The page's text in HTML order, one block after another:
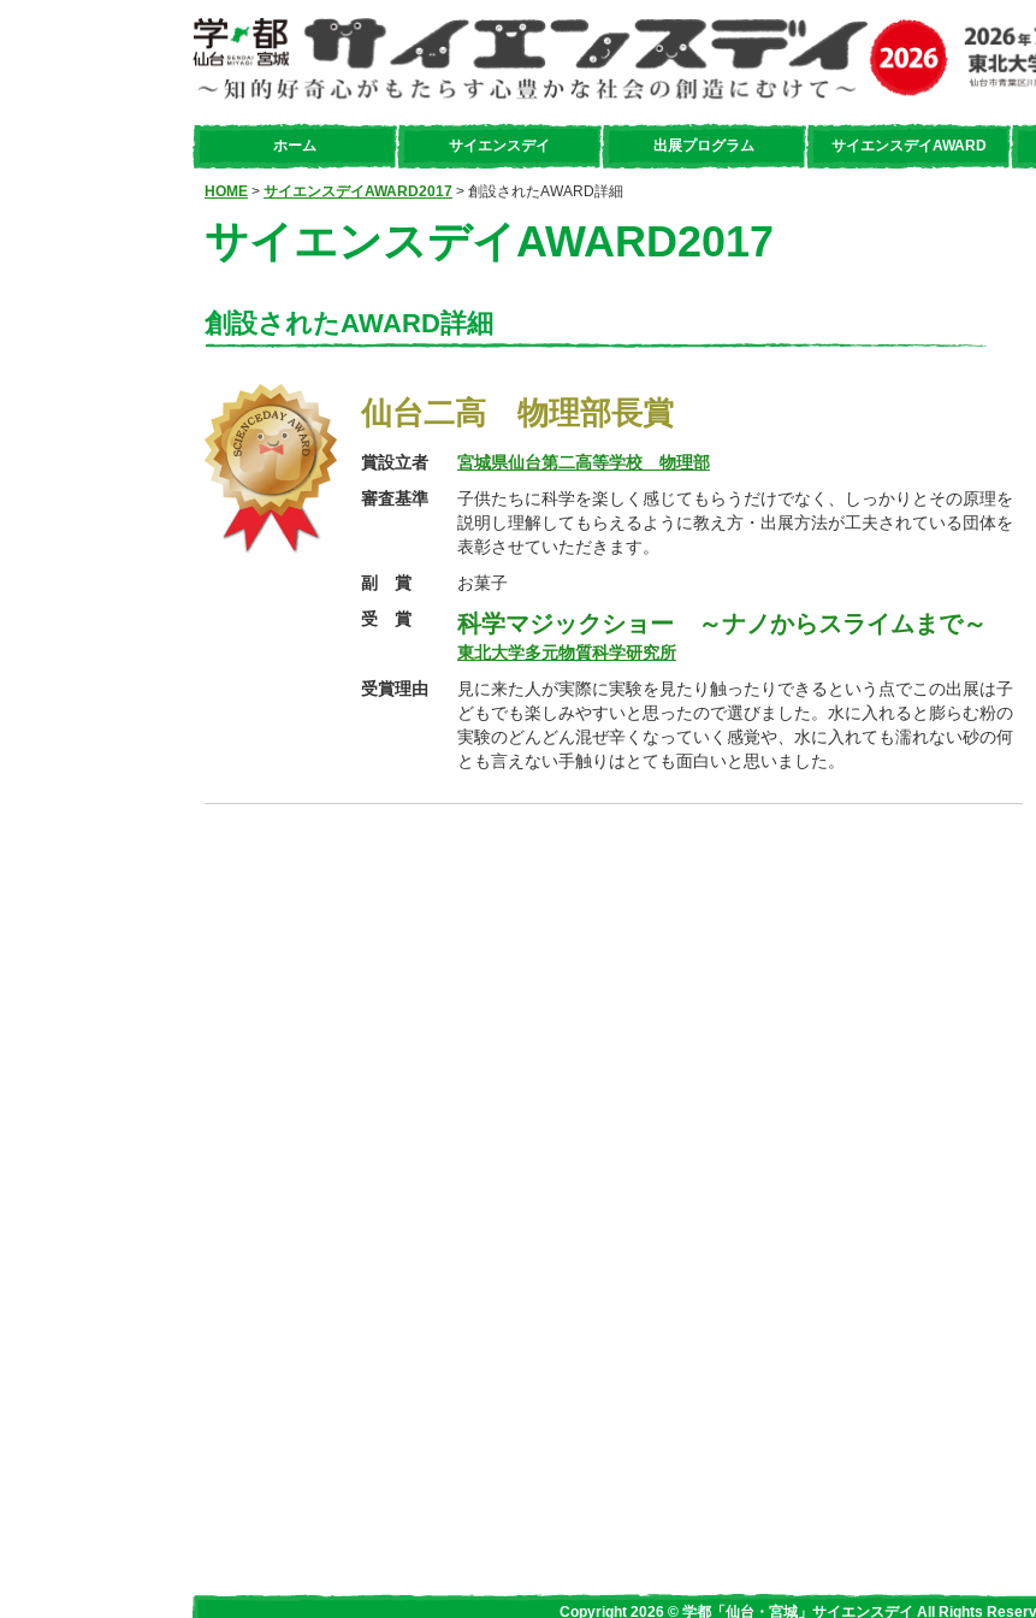
ホーム サイエンスデイ 出展プログラム サイエンスデイAWARD
HOME > サイエンスデイAWARD2017 > 創設されたAWARD詳細
サイエンスデイAWARD2017
創設されたAWARD詳細
仙台二高 物理部長賞
賞設立者
宮城県仙台第二高等学校 物理部
審査基準
子供たちに科学を楽しく感じてもらうだけでなく、しっかりとその原理を
説明し理解してもらえるように教え方・出展方法が工夫されている団体を
表彰させていただきます。
副 賞
お菓子
受 賞
科学マジックショー ～ナノからスライムまで～
東北大学多元物質科学研究所
受賞理由
見に来た人が実際に実験を見たり触ったりできるという点でこの出展は子
どもでも楽しみやすいと思ったので選びました。水に入れると膨らむ粉の
実験のどんどん混ぜ辛くなっていく感覚や、水に入れても濡れない砂の何
とも言えない手触りはとても面白いと思いました。
Copyright 2026 © 学都「仙台・宮城」サイエンスデイ All Rights